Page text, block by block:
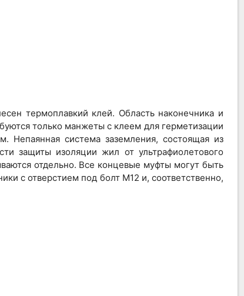
термоплавкий клей. Область наконечника и
только манжеты с клеем для герметизации
Непаянная система заземления, состоящая из
защиты изоляции жил от ультрафиолетового
отдельно. Все концевые муфты могут быть
с отверстием под болт M12 и, соответственно,